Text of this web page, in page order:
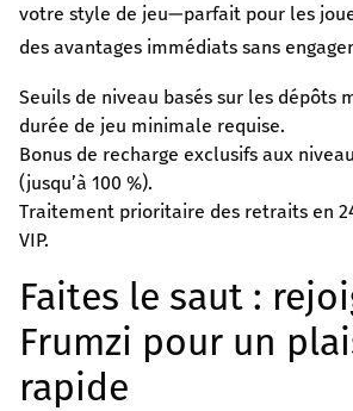
votre style de jeu—parfait pour les
des avantages immédiats sans
Seuils de niveau basés sur les dépôts
durée de jeu minimale requise.
Bonus de recharge exclusifs aux
(jusqu’à 100 %).
Traitement prioritaire des retraits en
VIP.
Faites le saut :
Frumzi pour un
rapide